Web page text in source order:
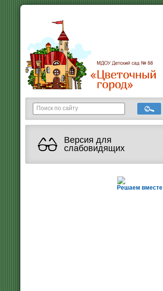
Версия для
слабовидящих
Решаем вместе